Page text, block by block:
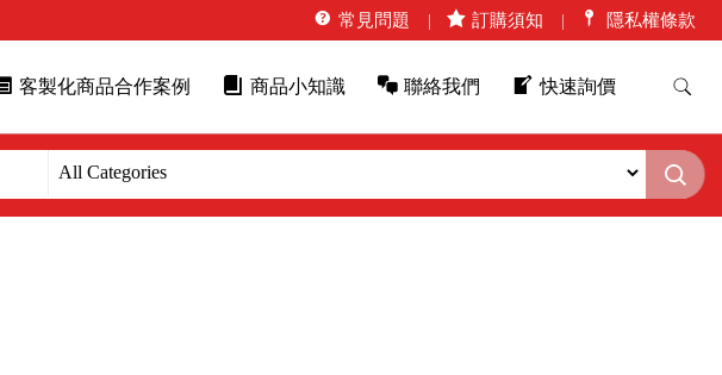
常見問題 訂購須知 隱私權條款
客製化商品合作案例 商品小知識 聯絡我們 快速詢價